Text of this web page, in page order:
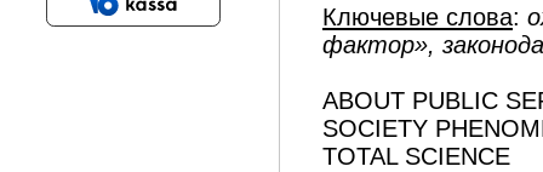
Ключевые слова:
фактор»,
ABOUT PUBLIC
SOCIETY
TOTAL SCIENCE